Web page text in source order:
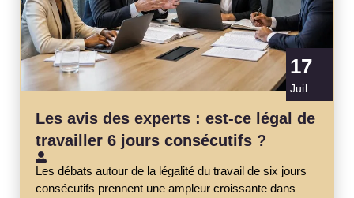
17
Juil
Les avis des experts : est-ce légal de
travailler 6 jours consécutifs ?
Les débats autour de la légalité du travail de six jours
consécutifs prennent une ampleur croissante dans